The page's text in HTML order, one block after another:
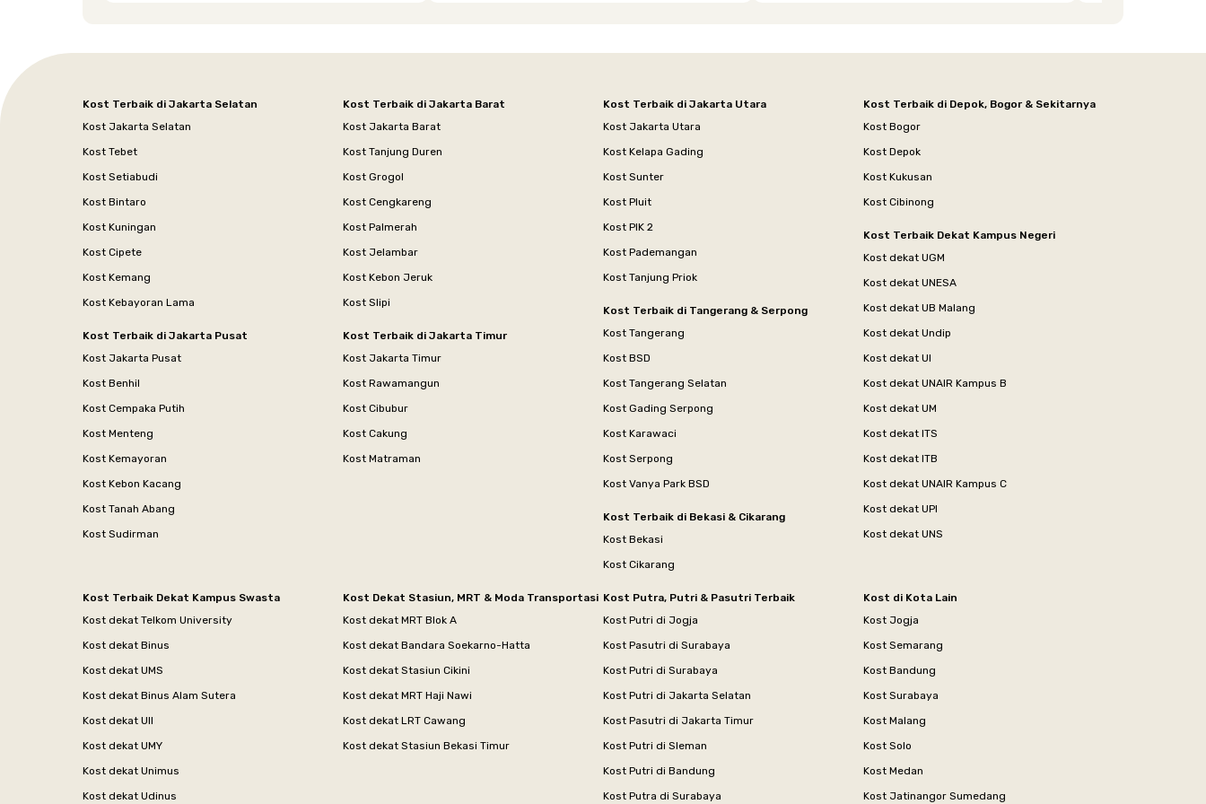
Kost Terbaik di Jakarta Selatan
Kost Jakarta Selatan
Kost Tebet
Kost Setiabudi
Kost Bintaro
Kost Kuningan
Kost Cipete
Kost Kemang
Kost Kebayoran Lama
Kost Terbaik di Jakarta Pusat
Kost Jakarta Pusat
Kost Benhil
Kost Cempaka Putih
Kost Menteng
Kost Kemayoran
Kost Kebon Kacang
Kost Tanah Abang
Kost Sudirman
Kost Terbaik di Jakarta Barat
Kost Jakarta Barat
Kost Tanjung Duren
Kost Grogol
Kost Cengkareng
Kost Palmerah
Kost Jelambar
Kost Kebon Jeruk
Kost Slipi
Kost Terbaik di Jakarta Timur
Kost Jakarta Timur
Kost Rawamangun
Kost Cibubur
Kost Cakung
Kost Matraman
Kost Terbaik di Jakarta Utara
Kost Jakarta Utara
Kost Kelapa Gading
Kost Sunter
Kost Pluit
Kost PIK 2
Kost Pademangan
Kost Tanjung Priok
Kost Terbaik di Tangerang & Serpong
Kost Tangerang
Kost BSD
Kost Tangerang Selatan
Kost Gading Serpong
Kost Karawaci
Kost Serpong
Kost Vanya Park BSD
Kost Terbaik di Bekasi & Cikarang
Kost Bekasi
Kost Cikarang
Kost Terbaik di Depok, Bogor & Sekitarnya
Kost Bogor
Kost Depok
Kost Kukusan
Kost Cibinong
Kost Terbaik Dekat Kampus Negeri
Kost dekat UGM
Kost dekat UNESA
Kost dekat UB Malang
Kost dekat Undip
Kost dekat UI
Kost dekat UNAIR Kampus B
Kost dekat UM
Kost dekat ITS
Kost dekat ITB
Kost dekat UNAIR Kampus C
Kost dekat UPI
Kost dekat UNS
Kost Terbaik Dekat Kampus Swasta
Kost dekat Telkom University
Kost dekat Binus
Kost dekat UMS
Kost dekat Binus Alam Sutera
Kost dekat UII
Kost dekat UMY
Kost dekat Unimus
Kost dekat Udinus
Kost Dekat Stasiun, MRT & Moda Transportasi
Kost dekat MRT Blok A
Kost dekat Bandara Soekarno-Hatta
Kost dekat Stasiun Cikini
Kost dekat MRT Haji Nawi
Kost dekat LRT Cawang
Kost dekat Stasiun Bekasi Timur
Kost Putra, Putri & Pasutri Terbaik
Kost Putri di Jogja
Kost Pasutri di Surabaya
Kost Putri di Surabaya
Kost Putri di Jakarta Selatan
Kost Pasutri di Jakarta Timur
Kost Putri di Sleman
Kost Putri di Bandung
Kost Putra di Surabaya
Kost di Kota Lain
Kost Jogja
Kost Semarang
Kost Bandung
Kost Surabaya
Kost Malang
Kost Solo
Kost Medan
Kost Jatinangor Sumedang